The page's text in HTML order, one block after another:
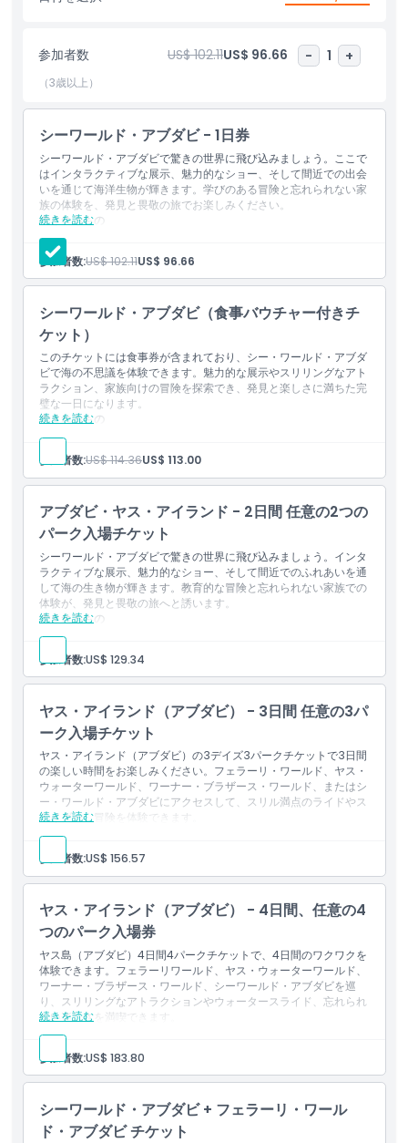
する世界最大の海洋水族館を展示します。UAE初の研究・救助・リ
します。シーワールド・アブダビはシャチを展示しない初のパーク
であり、自然に近いハビタットと間近での動物との出会いを提供し
ます。ミラルとシーワールド・パークス & エンターテインメント
とともにヤス島の国際的な観光拠点としての地位をさらに強化しま
ハイライト
含まれるもの
子供／大人ポリシー
営業時間
場所
キャンセルポリシー
参加者数 US$ 102.11US$ 96.66 - 1 +
（3歳以上）
シーワールド・アブダビ - 1日券
シーワールド・アブダビで驚きの世界に飛び込みましょう。ここで
はインタラクティブな展示、魅力的なショー、そして間近での出会
いを通じて海洋生物が輝きます。学びのある冒険と忘れられない家
族の体験を、発見と畏敬の旅でお楽しみください。
続きを読む
含まれるもの
シーワールド・アブダビ、1日券（入場は1回）
全てのライドに終日無制限でアクセスできます。
参加者数:US$ 102.11US$ 96.66
シーワールド・アブダビ（食事バウチャー付きチ
ケット）
このチケットには食事券が含まれており、シー・ワールド・アブダ
ビで海の不思議を体験できます。魅力的な展示やスリリングなアト
ラクション、家族向けの冒険を探索でき、発見と楽しさに満ちた完
璧な一日になります。
続きを読む
含まれるもの
シー・ワールド・アブダビの1日券（1回入場）。
終日、すべてのライドとアトラクションを無制限でご利用いた
だけます。
充実した体験のための食事が含まれます。
参加者数:US$ 114.36US$ 113.00
アブダビ・ヤス・アイランド - 2日間 任意の2つの
パーク入場チケット
シーワールド・アブダビで驚きの世界に飛び込みましょう。インタ
ラクティブな展示、魅力的なショー、そして間近でのふれあいを通
して海の生き物が輝きます。教育的な冒険と忘れられない家族での
体験が、発見と畏敬の旅へと誘います。
続きを読む
含まれるもの
このチケットは、4つのパークのうちお好きな2つに一般入場
できます。例：フェラーリ・ワールド、ヤス・ウォーター・ワ
ールド、ワーナー・ブラザーズ・アブダビ & シーワールド・
アブダビ。
するか、初回の訪問日から起算して6暦日以内に利用すること
ができます。
参加者数:US$ 129.34
ヤス・アイランド（アブダビ） - 3日間 任意の3パ
ーク入場チケット
ヤス・アイランド（アブダビ）の3デイズ3パークチケットで3日間
の楽しい時間をお楽しみください。フェラーリ・ワールド、ヤス・
ウォーターワールド、ワーナー・ブラザース・ワールド、またはシ
ー・ワールド・アブダビにアクセスして、スリル満点のライドやス
ライダー、冒険を体験できます。
続きを読む
含まれるもの
このチケットは、4つのパークのうちお好きな3つへの一般入
場を許可します。すなわち、フェラーリ・ワールド、ヤス・ウ
ォーターワールド、ワーナー・ブラザース・ワールド、シー・
別々の3日間にわたって利用できます。連続する3日間のうち
で使用することも、最初の来園日以降の6暦日以内に利用する
ことも選べます。
参加者数:US$ 156.57
ヤス・アイランド（アブダビ） - 4日間、任意の4
つのパーク入場券
ヤス島（アブダビ）4日間4パークチケットで、4日間のワクワクを
体験できます。フェラーリワールド、ヤス・ウォーターワールド、
ワーナー・ブラザース・ワールド、シーワールド・アブダビを巡
り、スリリングなアトラクションやウォータースライド、忘れられ
ない楽しさを満喫できます。
続きを読む
含まれる内容
このチケットは、フェラーリワールド、ヤス・ウォーターワー
ルド、ワーナー・ブラザース・ワールド（アブダビ）、シーワ
ールド・アブダビの4つのパークへの一般入場を含みます。
ことも、初回の訪問日から6暦日以内に利用することも選べま
す。
参加者数:US$ 183.80
シーワールド・アブダビ + フェラーリ・ワール
ド・アブダビ チケット